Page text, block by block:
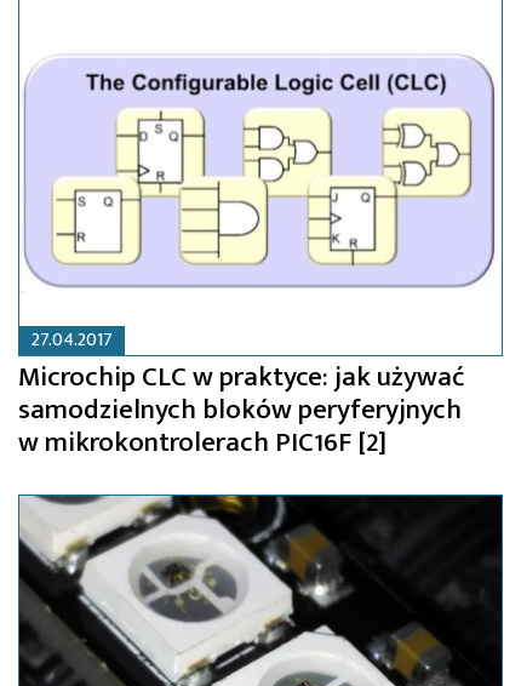
27.04.2017
Microchip CLC w praktyce: jak używać
samodzielnych bloków peryferyjnych
w mikrokontrolerach PIC16F [2]